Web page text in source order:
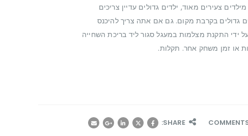
צעירים מאוד, ילדים גדולים עדיין צריכים
גדולים בקרבת מקום. גם אם אתה צריך להיכנס
ידי התקנת מצלמות במעגל סגור ליד בריכת השחייה
או זמן משחק אחר. תקלות.
SHARE: